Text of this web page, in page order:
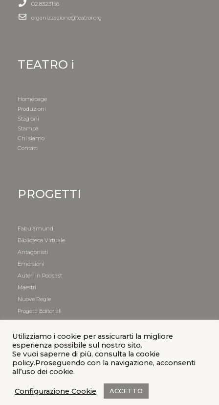
02.8323156
organizzazione@teatroi.org
TEATRO i
Homepage
Produzioni
Stagioni
Stampa
Chi siamo
Contatti
PROGETTI
Fabulamundi
Biblioteca Virtuale
Antagonisti
Emersioni
Autori in Podcast
Maestri
Nuove Regie
Progetti Editoriali
© 2021 Teatro|Privacy Policy Cookies Policy
Utilizziamo i cookie per assicurarti la migliore
esperienza possibile sul nostro sito.
Se vuoi saperne di più, consulta la cookie
policy.Proseguendo con la navigazione, acconsenti
all’uso dei cookie.
Configurazione Cookie ACCETTO